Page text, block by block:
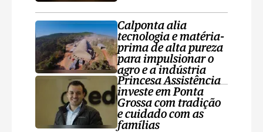
Calponta alia
tecnologia e matéria-
prima de alta pureza
para impulsionar o
agro e a indústria
Princesa Assistência
investe em Ponta
Grossa com tradição
e cuidado com as
famílias